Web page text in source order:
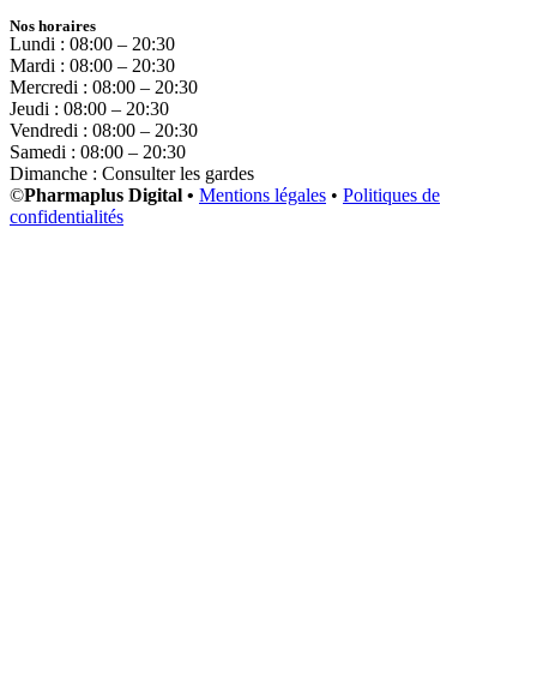
Nos horaires
Lundi : 08:00 – 20:30
Mardi : 08:00 – 20:30
Mercredi : 08:00 – 20:30
Jeudi : 08:00 – 20:30
Vendredi : 08:00 – 20:30
Samedi : 08:00 – 20:30
Dimanche : Consulter les gardes
©Pharmaplus Digital • Mentions légales • Politiques de
confidentialités